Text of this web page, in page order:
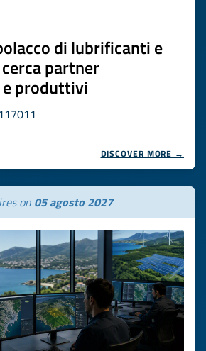
di lubrificanti e
partner
produttivi
DISCOVER MORE →
on 05 agosto 2027